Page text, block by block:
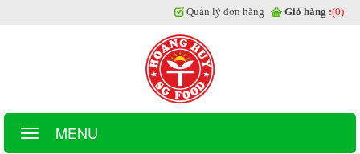
MENU
Quản lý đơn hàng Giỏ hàng :(0)